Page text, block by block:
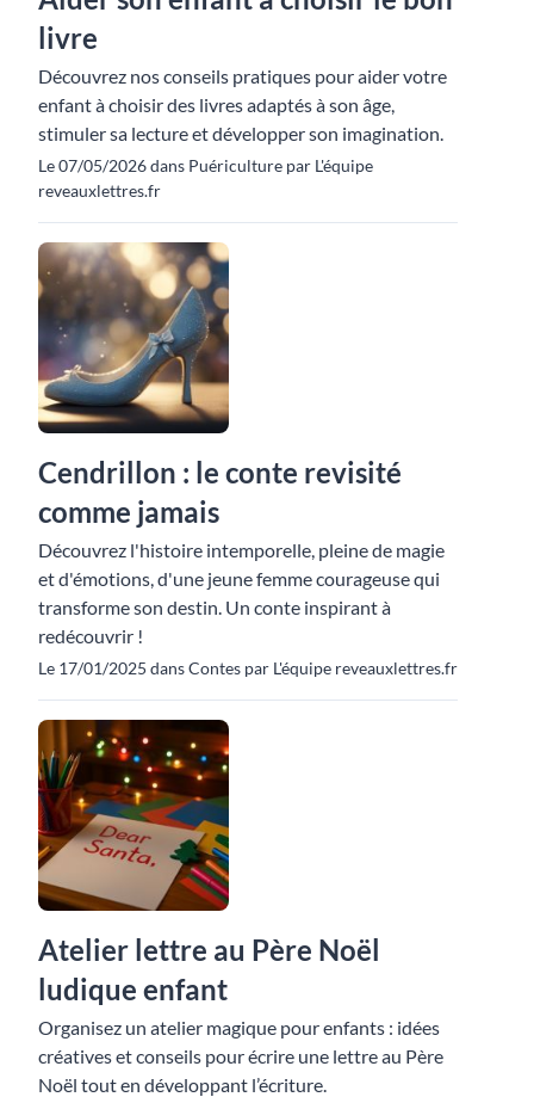
livre
Découvrez nos conseils pratiques pour aider votre
enfant à choisir des livres adaptés à son âge,
stimuler sa lecture et développer son imagination.
Le 07/05/2026 dans Puériculture par L'équipe
reveauxlettres.fr
Cendrillon : le conte revisité
comme jamais
Découvrez l'histoire intemporelle, pleine de magie
et d'émotions, d'une jeune femme courageuse qui
transforme son destin. Un conte inspirant à
redécouvrir !
Le 17/01/2025 dans Contes par L'équipe reveauxlettres.fr
Atelier lettre au Père Noël
ludique enfant
Organisez un atelier magique pour enfants : idées
créatives et conseils pour écrire une lettre au Père
Noël tout en développant l’écriture.